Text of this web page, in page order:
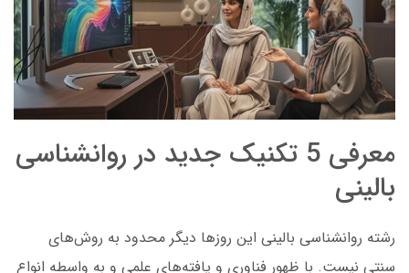
معرفی 5 تکنیک جدید در روانشناسی
بالینی
رشته روانشناسی بالینی این روزها دیگر محدود به روش‌های
سنتی نیست. با ظهور فناوری و یافته‌های علمی و به واسطه انواع